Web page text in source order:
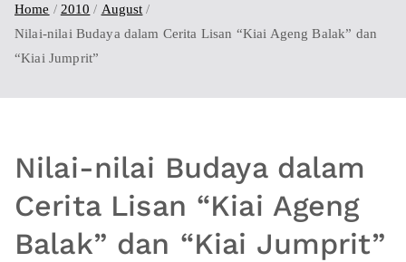
Home 2010
August
Nilai-nilai Budaya dalam Cerita Lisan “Kiai Ageng Balak” dan
“Kiai Jumprit”
Nilai-nilai Budaya dalam
Cerita Lisan “Kiai Ageng
Balak” dan “Kiai Jumprit”